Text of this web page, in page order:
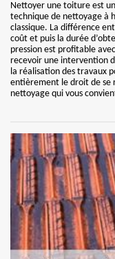
Nettoyer une toiture est
technique de nettoyage à
classique. La différence
coût et puis la durée
pression est profitable
recevoir une intervention
la réalisation des travaux
entièrement le droit de se
nettoyage qui vous